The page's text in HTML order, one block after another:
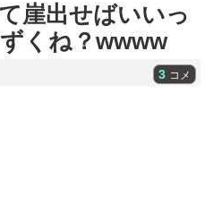
崖出せばいいっ
くね？wwww
3 コメ